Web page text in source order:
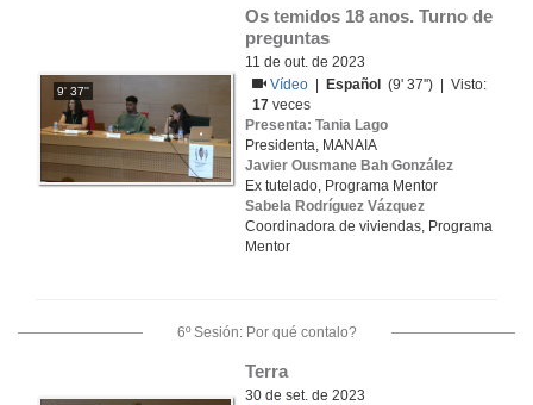
9' 37''
Os temidos 18 anos. Turno de
preguntas
11 de out. de 2023
Vídeo
Español
(9' 37'') | Visto:
17 veces
Presenta: Tania Lago
Presidenta, MANAIA
Javier Ousmane Bah González
Ex tutelado, Programa Mentor
Sabela Rodríguez Vázquez
Coordinadora de viviendas, Programa
Mentor
6º Sesión: Por qué contalo?
Terra
30 de set. de 2023